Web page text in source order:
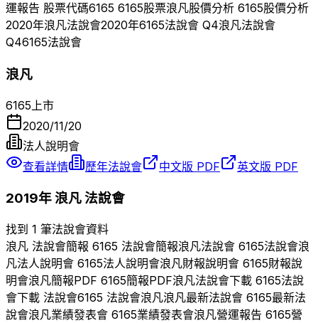
運報告 股票代碼6165 6165股票浪凡股價分析 6165股價分析
2020年浪凡法說會2020年6165法說會 Q4浪凡法說會
Q46165法說會
浪凡
6165 上市
2020/11/20
法人說明會
查看詳情
歷年法說會 中文版 PDF 英文版 PDF
2019年浪凡法說會
找到 1 筆法說會資料
浪凡 法說會簡報 6165 法說會簡報浪凡法說會 6165法說會浪
凡法人說明會 6165法人說明會浪凡財報說明會 6165財報說
明會浪凡簡報PDF 6165簡報PDF浪凡法說會下載 6165法說
會下載 法說會6165 法說會浪凡浪凡最新法說會 6165最新法
說會浪凡業績發表會 6165業績發表會浪凡營運報告 6165營